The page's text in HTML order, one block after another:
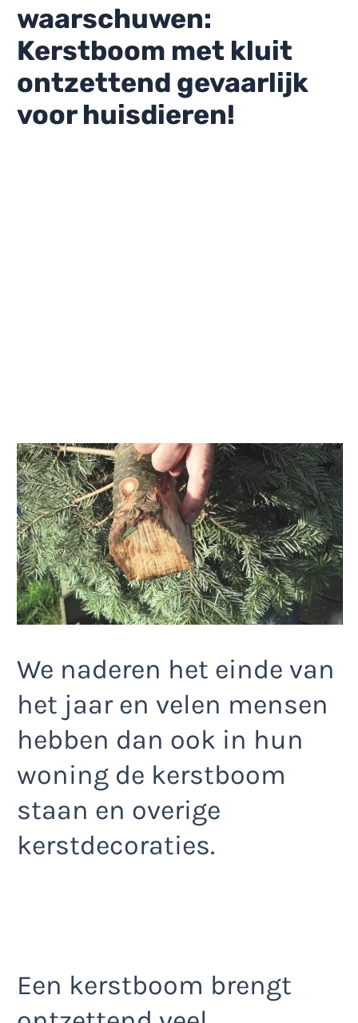
waarschuwen:
Kerstboom met kluit
ontzettend gevaarlijk
voor huisdieren!
We naderen het einde van
het jaar en velen mensen
hebben dan ook in hun
woning de kerstboom
staan en overige
kerstdecoraties.
Een kerstboom brengt